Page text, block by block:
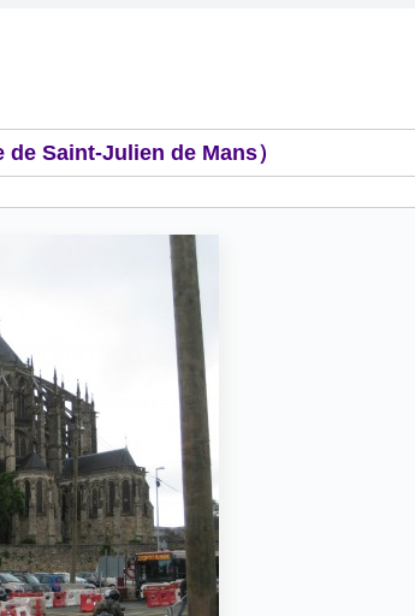
de Saint-Julien de Mans）